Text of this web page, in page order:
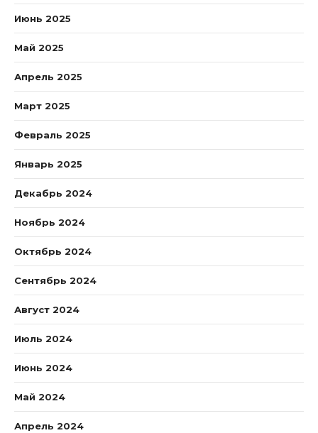
Июнь 2025
Май 2025
Апрель 2025
Март 2025
Февраль 2025
Январь 2025
Декабрь 2024
Ноябрь 2024
Октябрь 2024
Сентябрь 2024
Август 2024
Июль 2024
Июнь 2024
Май 2024
Апрель 2024